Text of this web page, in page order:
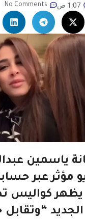
1:07 ص No Comments
ياسمين
مؤثر عبر
يظهر كواليس
“وتقابل